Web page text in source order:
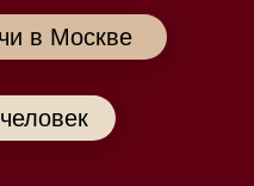
в Москве